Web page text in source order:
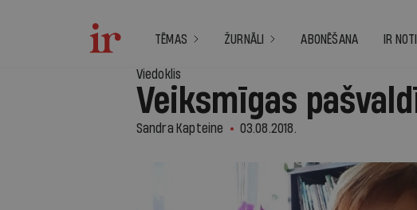
TĒMAS ŽURNĀLI ABONĒŠANA IR
Viedoklis
Veiksmīgas
Sandra Kapteine 03.08.2018.